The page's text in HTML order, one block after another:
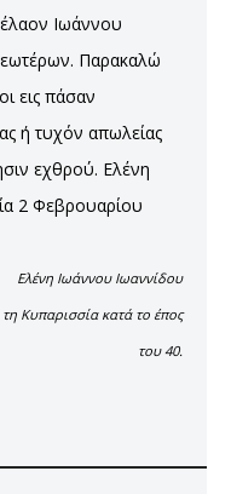
Ιωάννου
Παρακαλώ
εις πάσαν
ή τυχόν απωλείας
εχθρού. Ελένη
2 Φεβρουαρίου
Ελένη Ιωάννου Ιωαννίδου
Κυπαρισσία κατά το έπος
του 40.